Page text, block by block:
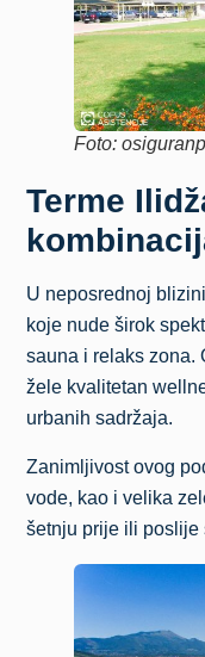
Foto:
Terme
U neposrednoj
koje nude širok
sauna i relaks zona.
žele kvalitetan
urbanih sadržaja.
Zanimljivost ovog
vode, kao i velika
šetnju prije ili poslije